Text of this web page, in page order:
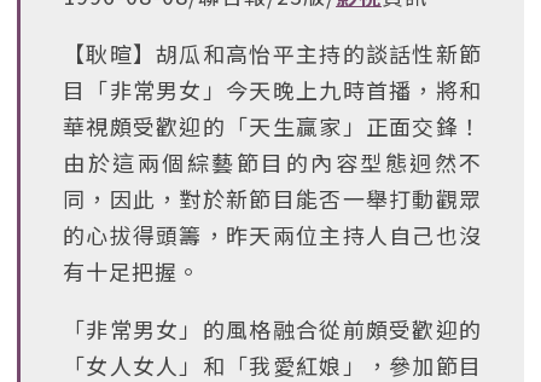
【耿暄】胡瓜和高怡平主持的談話性新節
目「非常男女」今天晚上九時首播，將和
華視頗受歡迎的「天生贏家」正面交鋒！
由於這兩個綜藝節目的內容型態迥然不
同，因此，對於新節目能否一舉打動觀眾
的心拔得頭籌，昨天兩位主持人自己也沒
有十足把握。
「非常男女」的風格融合從前頗受歡迎的
「女人女人」和「我愛紅娘」，參加節目